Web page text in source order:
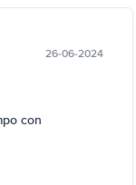
26-06-2024
con